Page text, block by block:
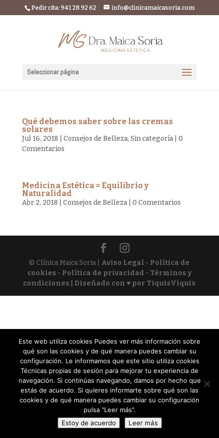
Pedir cita: 941 28 92 62 info@clinicamaicasoria.com
Seleccionar página
Qué debemos saber sobre las cremas
solares
Jul 16, 2018 Consejos de Belleza, Sin categoría| 0
Comentarios
Medicina Estética = Equilibrio y
Naturalidad
Abr 2, 2018 Consejos de Belleza| 0 Comentarios
© Clínica Maica Soria | Aviso Legal - Política de
cookies - Política de privacidad - Términos y
condiciones
| Diseñado con ♥ por TiquisViquis
Este web utiliza cookies Puedes ver más información sobre
qué son las cookies y de qué manera puedes cambiar su
configuración. Le informamos que este sitio utiliza cookies
Técnicas propias de sesión para mejorar tu experiencia de
navegación. Si continúas navegando, damos por hecho que
estás de acuerdo. Si quieres informarte sobre qué son las
cookies y de qué manera puedes cambiar su configuración
pulsa "Leer más".
Estoy de acuerdo
Leer más